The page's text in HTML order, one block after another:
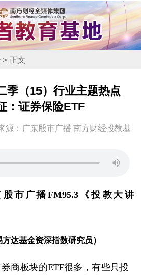
> 正文
季（15）行业主题热点
：证券保险ETF
源：广东股市广播 南方财经投教基
市广播 FM95.3《投教大讲
达基金资深指数研究员）
商板块的ETF很多，有些只投